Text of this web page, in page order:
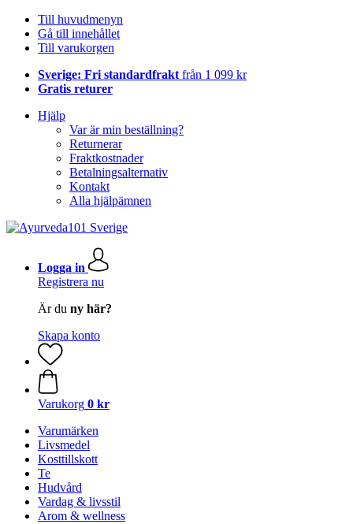
Till huvudmenyn
Gå till innehållet
Till varukorgen
Sverige: Fri standardfrakt från 1 099 kr
Gratis returer
Hjälp
Var är min beställning?
Returnerar
Fraktkostnader
Betalningsalternativ
Kontakt
Alla hjälpämnen
Logga in
Registrera nu
Är du ny här?
Skapa konto
Varukorg 0 kr
Varumärken
Livsmedel
Kosttillskott
Te
Hudvård
Vardag & livsstil
Arom & wellness